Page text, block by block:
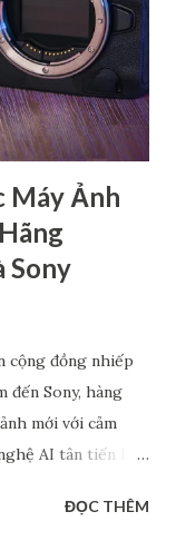
chuyên nghiệp.
có thiết kế chắc
cao. Bên cạnh
cao với cảm biến
Máy Ảnh
Sony
cộng đồng nhiếp
đến Sony, hàng
mới với cảm
AI tân tiến liên
hay dòng RX1 hồi
ĐỌC THÊM